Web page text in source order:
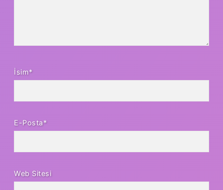
İsim*
E-Posta*
Web Sitesi